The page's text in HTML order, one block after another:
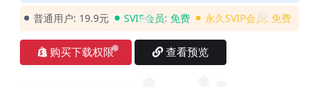
❅ ❅
❅
❅
普通用户: 19.9元 SVIP会员: 免费 永久SVIP会员: 免费
购买下载权限 查看预览